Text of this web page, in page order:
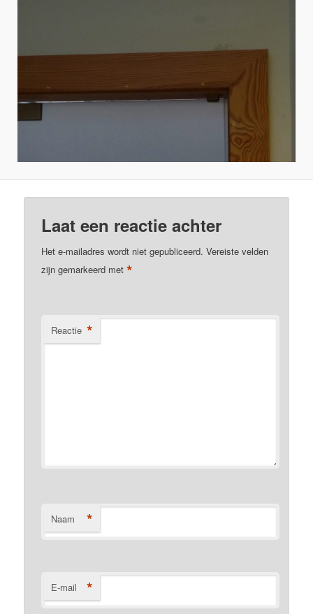
Laat een reactie achter
Het e-mailadres wordt niet gepubliceerd. Vereiste velden
zijn gemarkeerd met*
Reactie *
Naam *
E-mail *